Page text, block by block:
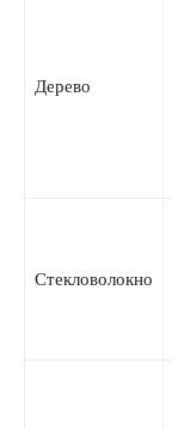
Дерево
Стекловолокно